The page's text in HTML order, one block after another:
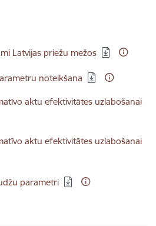
Latvijas priežu mežos
noteikšana
aktu efektivitātes uzlabošanai
aktu efektivitātes uzlabošanai
parametri